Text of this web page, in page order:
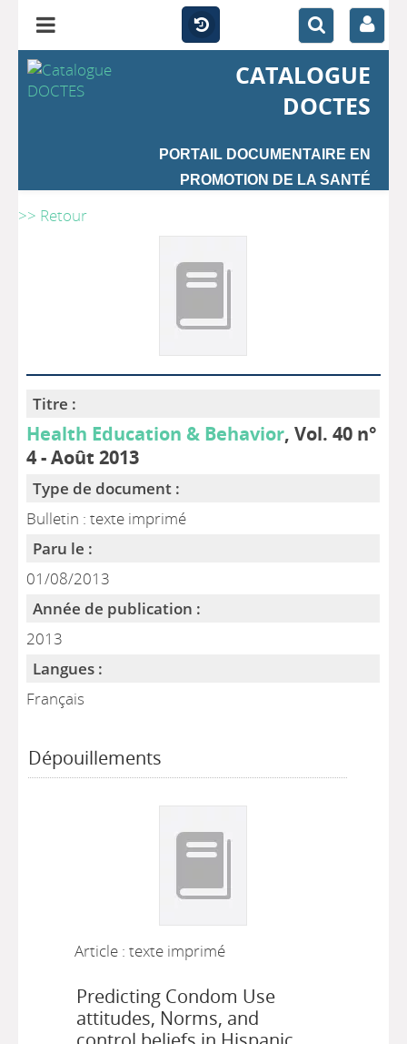
CATALOGUE
DOCTES
PORTAIL DOCUMENTAIRE EN
PROMOTION DE LA SANTÉ
>> Retour
Titre :
Health Education & Behavior, Vol. 40 n°
4 - Août 2013
Type de document :
Bulletin : texte imprimé
Paru le :
01/08/2013
Année de publication :
2013
Langues :
Français
Dépouillements
Article : texte imprimé
Predicting Condom Use
attitudes, Norms, and